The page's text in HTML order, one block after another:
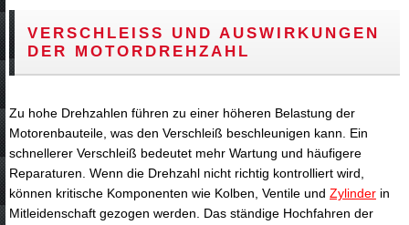
VERSCHLEISS UND AUSWIRKUNGEN D
ER MOTORDREHZAHL
Zu hohe Drehzahlen führen zu einer höheren Belastung der
Motorenbauteile, was den Verschleiß beschleunigen kann. Ein
schnellerer Verschleiß bedeutet mehr Wartung und häufigere
Reparaturen. Wenn die Drehzahl nicht richtig kontrolliert wird,
können kritische Komponenten wie Kolben, Ventile und Zylinder in
Mitleidenschaft gezogen werden. Das ständige Hochfahren der